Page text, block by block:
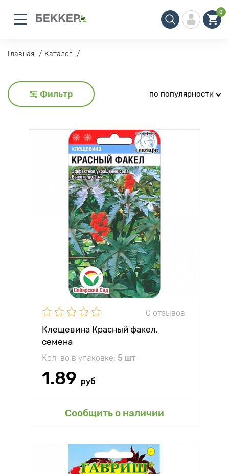
0
Главная Каталог
Фильтр по популярности
0 отзывов
Клещевина Красный факел,
семена
Кол-во в упаковке: 5 шт
1.89 руб
Сообщить о наличии